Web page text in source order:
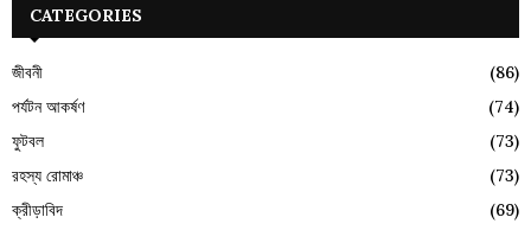
CATEGORIES
জীবনী
(86)
পর্যটন আকর্ষণ
(74)
ফুটবল
(73)
রহস্য রোমাঞ্চ
(73)
ক্রীড়াবিদ
(69)